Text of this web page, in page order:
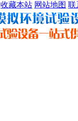
收藏本站 网站地图 联